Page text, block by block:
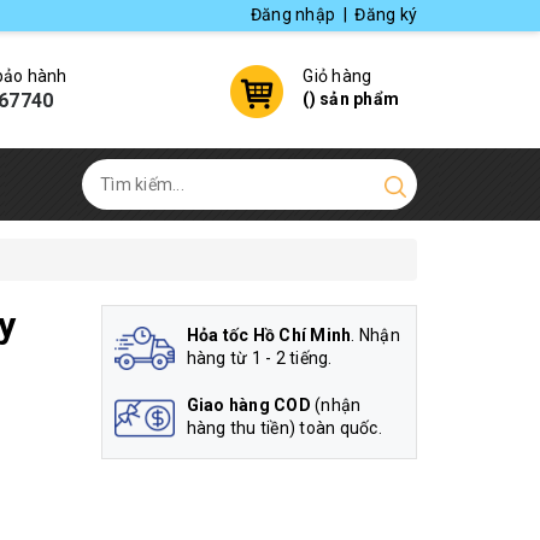
Đăng nhập Đăng ký
hành
Giỏ hàng
() sản phẩm
Hỏa tốc Hồ Chí Minh. Nhận
hàng từ 1 - 2 tiếng.
Giao hàng COD (nhận
hàng thu tiền) toàn quốc.